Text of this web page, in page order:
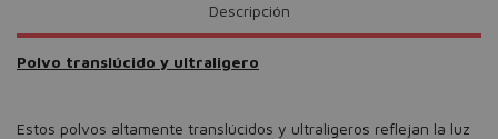
Descripción
Polvo translúcido y ultraligero
Estos polvos altamente translúcidos y ultraligeros reflejan la luz